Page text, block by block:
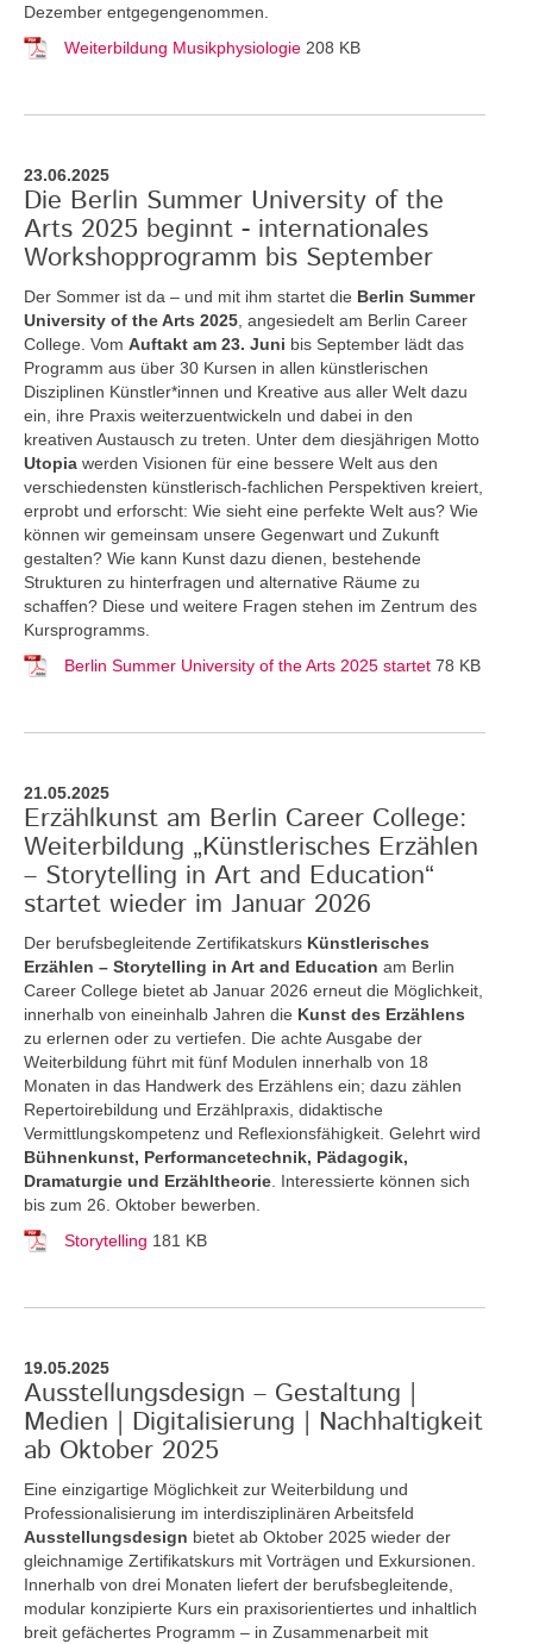
Dezember entgegengenommen.
Weiterbildung Musikphysiologie 208 KB
23.06.2025
Die Berlin Summer University of the
Arts 2025 beginnt - internationales
Workshopprogramm bis September
Der Sommer ist da – und mit ihm startet die Berlin Summer
University of the Arts 2025 , angesiedelt am Berlin Career
College. Vom Auftakt am 23. Juni bis September lädt das
Programm aus über 30 Kursen in allen künstlerischen
Disziplinen Künstler*innen und Kreative aus aller Welt dazu
ein, ihre Praxis weiterzuentwickeln und dabei in den
kreativen Austausch zu treten. Unter dem diesjährigen Motto
Utopia werden Visionen für eine bessere Welt aus den
verschiedensten künstlerisch-fachlichen Perspektiven kreiert,
erprobt und erforscht: Wie sieht eine perfekte Welt aus? Wie
können wir gemeinsam unsere Gegenwart und Zukunft
gestalten? Wie kann Kunst dazu dienen, bestehende
Strukturen zu hinterfragen und alternative Räume zu
schaffen? Diese und weitere Fragen stehen im Zentrum des
Kursprogramms.
Berlin Summer University of the Arts 2025 startet 78 KB
21.05.2025
Erzählkunst am Berlin Career College:
Weiterbildung „Künstlerisches Erzählen
– Storytelling in Art and Education“
startet wieder im Januar 2026
Der berufsbegleitende Zertifikatskurs Künstlerisches
Erzählen – Storytelling in Art and Education am Berlin
Career College bietet ab Januar 2026 erneut die Möglichkeit,
innerhalb von eineinhalb Jahren die Kunst des Erzählens
zu erlernen oder zu vertiefen. Die achte Ausgabe der
Weiterbildung führt mit fünf Modulen innerhalb von 18
Monaten in das Handwerk des Erzählens ein; dazu zählen
Repertoirebildung und Erzählpraxis, didaktische
Vermittlungskompetenz und Reflexionsfähigkeit. Gelehrt wird
Bühnenkunst, Performancetechnik, Pädagogik,
Dramaturgie und Erzähltheorie . Interessierte können sich
bis zum 26. Oktober bewerben.
Storytelling 181 KB
19.05.2025
Ausstellungsdesign – Gestaltung |
Medien | Digitalisierung | Nachhaltigkeit
ab Oktober 2025
Eine einzigartige Möglichkeit zur Weiterbildung und
Professionalisierung im interdisziplinären Arbeitsfeld
Ausstellungsdesign bietet ab Oktober 2025 wieder der
gleichnamige Zertifikatskurs mit Vorträgen und Exkursionen.
Innerhalb von drei Monaten liefert der berufsbegleitende,
modular konzipierte Kurs ein praxisorientiertes und inhaltlich
breit gefächertes Programm – in Zusammenarbeit mit